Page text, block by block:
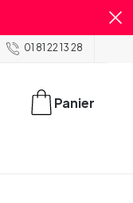
01 81 22 13 28
Panier